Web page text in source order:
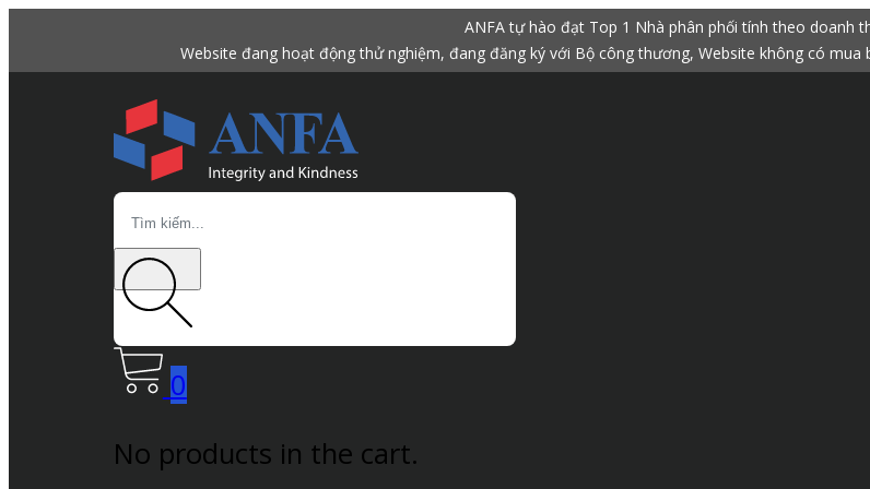
ANFA tự hào đạt Top 1 Nhà phân phối tính theo doanh
Website đang hoạt động thử nghiệm, đang đăng ký với Bộ công thương, Website không có
Search
0
No products in the cart.